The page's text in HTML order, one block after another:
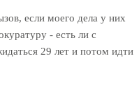
если моего дела у них
- есть ли с
29 лет и потом идти